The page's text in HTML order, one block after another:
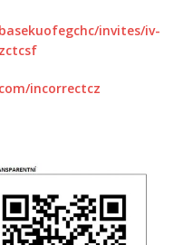
invites/iv-
incorrectcz